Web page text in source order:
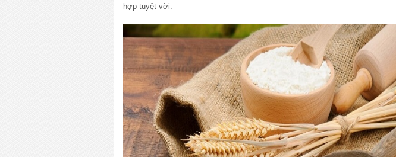
hợp tuyệt vời.